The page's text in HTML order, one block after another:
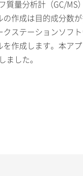
質量分析計（GC/
の作成は目的成分数
クステーションソフ
を作成します。本ア
ました。